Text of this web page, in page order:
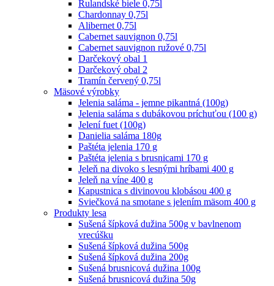
Rulandské biele 0,75l
Chardonnay 0,75l
Alibernet 0,75l
Cabernet sauvignon 0,75l
Cabernet sauvignon ružové 0,75l
Darčekový obal 1
Darčekový obal 2
Tramín červený 0,75l
Mäsové výrobky
Jelenia saláma - jemne pikantná (100g)
Jelenia saláma s dubákovou príchuťou (100 g)
Jelení fuet (100g)
Danielia saláma 180g
Paštéta jelenia 170 g
Paštéta jelenia s brusnicami 170 g
Jeleň na divoko s lesnými hríbami 400 g
Jeleň na víne 400 g
Kapustnica s divinovou klobásou 400 g
Sviečková na smotane s jelením mäsom 400 g
Produkty lesa
Sušená šípková dužina 500g v bavlnenom
vrecúšku
Sušená šípková dužina 500g
Sušená šípková dužina 200g
Sušená brusnicová dužina 100g
Sušená brusnicová dužina 50g